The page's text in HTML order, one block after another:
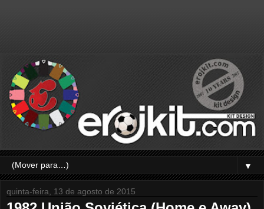
▼
quinta-feira, 13 de agosto de 2015